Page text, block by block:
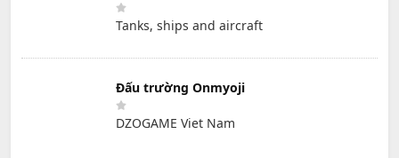
Tanks, ships and aircraft
Đấu trường Onmyoji
DZOGAME Viet Nam